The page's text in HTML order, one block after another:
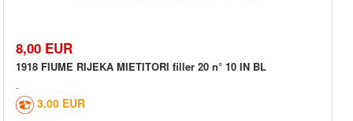
8,00 EUR
1918 FIUME RIJEKA MIETITORI filler 20 n° 10 IN BL
3,00 EUR